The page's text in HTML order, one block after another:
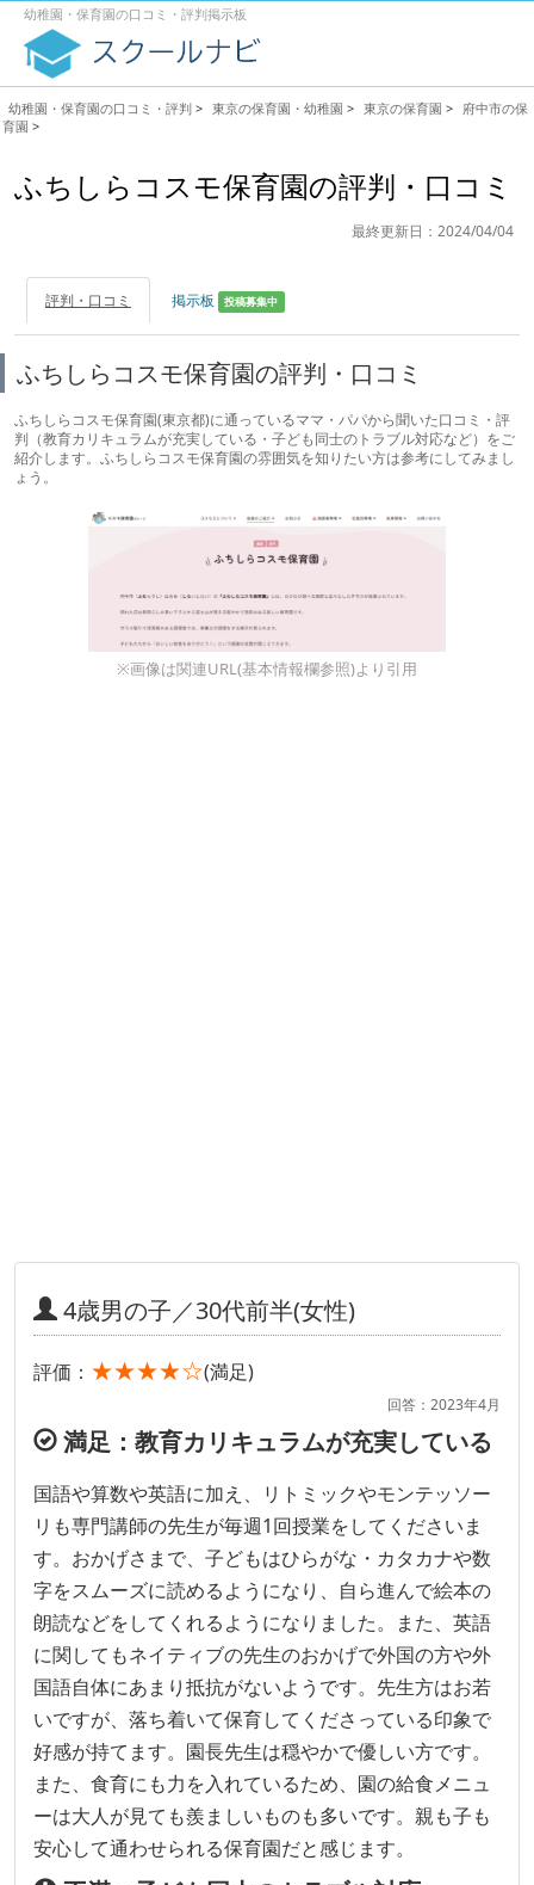
幼稚園・保育園の口コミ・評判掲示板
幼稚園・保育園の口コミ・評判 > 東京の保育園・幼稚園 > 東京の保育園 > 府中市の保
育園 >
ふちしらコスモ保育園の評判・口コミ
最終更新日：2024/04/04
評判・口コミ 掲示板 投稿募集中
ふちしらコスモ保育園の評判・口コミ
ふちしらコスモ保育園(東京都)に通っているママ・パパから聞いた口コミ・評
判（教育カリキュラムが充実している・子ども同士のトラブル対応など）をご
紹介します。ふちしらコスモ保育園の雰囲気を知りたい方は参考にしてみまし
ょう。
※画像は関連URL(基本情報欄参照)より引用
4歳男の子／30代前半(女性)
評価： ★★★★☆(満足)
回答：2023年4月
満足：教育カリキュラムが充実している
国語や算数や英語に加え、リトミックやモンテッソー
リも専門講師の先生が毎週1回授業をしてくださいま
す。おかげさまで、子どもはひらがな・カタカナや数
字をスムーズに読めるようになり、自ら進んで絵本の
朗読などをしてくれるようになりました。また、英語
に関してもネイティブの先生のおかげで外国の方や外
国語自体にあまり抵抗がないようです。先生方はお若
いですが、落ち着いて保育してくださっている印象で
好感が持てます。園長先生は穏やかで優しい方です。
また、食育にも力を入れているため、園の給食メニュ
ーは大人が見ても羨ましいものも多いです。親も子も
安心して通わせられる保育園だと感じます。